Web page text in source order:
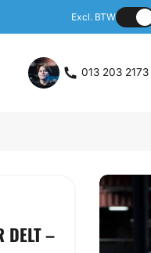
Excl. BTW
013 203 2173
DELT –